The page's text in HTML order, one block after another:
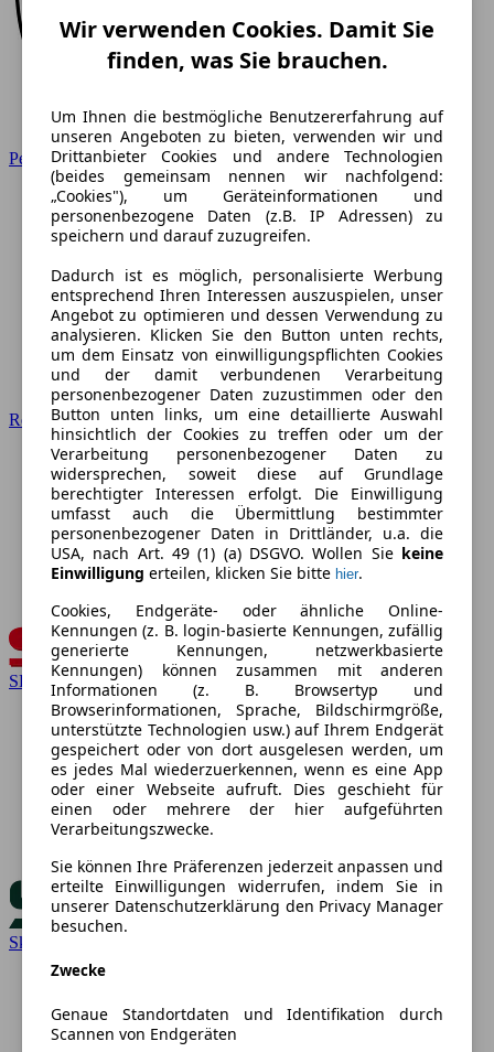
Peugeot
Renault
SEAT
Skoda
Wir verwenden Cookies. Damit Sie
finden, was Sie brauchen.
Um Ihnen die bestmögliche Benutzererfahrung auf
unseren Angeboten zu bieten, verwenden wir und
Drittanbieter Cookies und andere Technologien
(beides gemeinsam nennen wir nachfolgend:
„Cookies"), um Geräteinformationen und
personenbezogene Daten (z.B. IP Adressen) zu
speichern und darauf zuzugreifen.
Dadurch ist es möglich, personalisierte Werbung
entsprechend Ihren Interessen auszuspielen, unser
Angebot zu optimieren und dessen Verwendung zu
analysieren. Klicken Sie den Button unten rechts,
um dem Einsatz von einwilligungspflichten Cookies
und der damit verbundenen Verarbeitung
personenbezogener Daten zuzustimmen oder den
Button unten links, um eine detaillierte Auswahl
hinsichtlich der Cookies zu treffen oder um der
Verarbeitung personenbezogener Daten zu
widersprechen, soweit diese auf Grundlage
berechtigter Interessen erfolgt. Die Einwilligung
umfasst auch die Übermittlung bestimmter
personenbezogener Daten in Drittländer, u.a. die
USA, nach Art. 49 (1) (a) DSGVO. Wollen Sie keine
Einwilligung erteilen, klicken Sie bitte hier.
Cookies, Endgeräte- oder ähnliche Online-
Kennungen (z. B. login-basierte Kennungen, zufällig
generierte Kennungen, netzwerkbasierte
Kennungen) können zusammen mit anderen
Informationen (z. B. Browsertyp und
Browserinformationen, Sprache, Bildschirmgröße,
unterstützte Technologien usw.) auf Ihrem Endgerät
gespeichert oder von dort ausgelesen werden, um
es jedes Mal wiederzuerkennen, wenn es eine App
oder einer Webseite aufruft. Dies geschieht für
einen oder mehrere der hier aufgeführten
Verarbeitungszwecke.
Sie können Ihre Präferenzen jederzeit anpassen und
erteilte Einwilligungen widerrufen, indem Sie in
unserer Datenschutzerklärung den Privacy Manager
besuchen.
Zwecke
Genaue Standortdaten und Identifikation durch
Scannen von Endgeräten